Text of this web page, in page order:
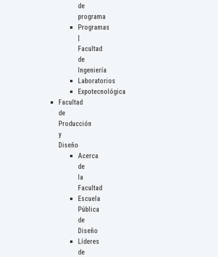
de
programa
Programas
Facultad
de
Ingeniería
Laboratorios
Expotecnológica
Facultad
de
Producción
y
Diseño
Acerca
de
la
Facultad
Escuela
Pública
de
Diseño
Líderes
de